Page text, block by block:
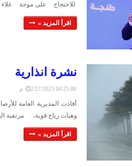
للاحتجاج على موجة
اقرأ المزيد »
نشرة انذارية
2/27/2023 04:25:00 م
أفادت المديرية العامة
وهبات رياح قوية، مرتقبة
اقرأ المزيد »